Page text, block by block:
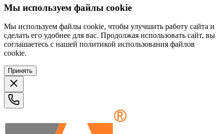
Мы используем файлы cookie
Мы используем файлы cookie, чтобы улучшить работу сайта и
сделать его удобнее для вас. Продолжая использовать сайт, вы
соглашаетесь с нашей политикой использования файлов
cookie.
Принять